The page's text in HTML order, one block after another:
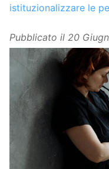
istituzionalizzare le
Pubblicato il 20